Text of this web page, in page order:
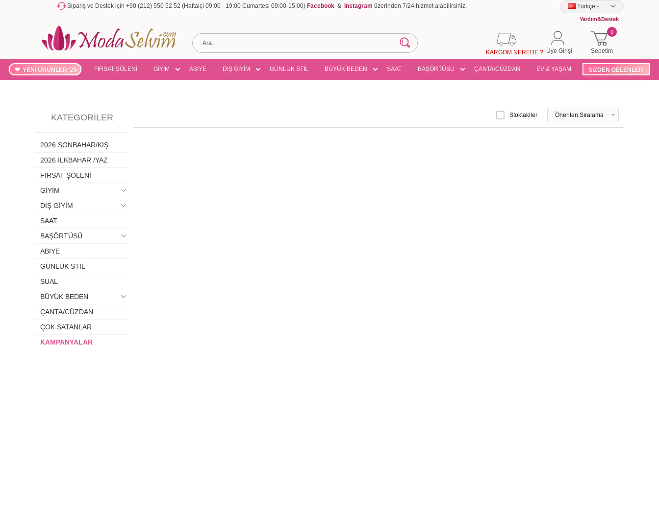
Sipariş ve Destek için +90 (212) 550 52 52 (Haftaiçi 09:00 - 19:00 Cumartesi 09:00-15:00) Facebook & Instagram üzerinden 7/24 hizmet alabilirsiniz. Türkçe -
Yardım&Destek
Sepetim
0
Üye Girişi
KARGOM NEREDE ?
YENİ ÜRÜNLER '26 FIRSAT ŞÖLENİ GİYİM ABİYE DIŞ GİYİM GÜNLÜK STİL BÜYÜK BEDEN SAAT BAŞÖRTÜSÜ ÇANTA/CÜZDAN EV & YAŞAM SİZDEN GELENLER
KATEGORILER
2026 SONBAHAR/KIŞ
2026 İLKBAHAR /YAZ
FIRSAT ŞÖLENİ
GİYİM
DIŞ GİYİM
SAAT
BAŞÖRTÜSÜ
ABİYE
GÜNLÜK STİL
SUAL
BÜYÜK BEDEN
ÇANTA/CÜZDAN
ÇOK SATANLAR
KAMPANYALAR
Stoktakiler